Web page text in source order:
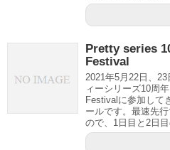
Pretty series
Festival
2021年5月22日、
ィーシリーズ10周
Festivalに参加して
ールです。最速先
ので、1日目と2日